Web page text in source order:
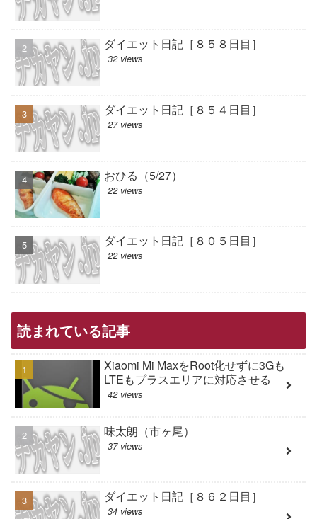
ダイエット日記［８５８日目］
32 views
ダイエット日記［８５４日目］
27 views
おひる（5/27）
22 views
ダイエット日記［８０５日目］
22 views
読まれている記事
Xiaomi Mi MaxをRoot化せずに3Gも
LTEもプラスエリアに対応させる
42 views
味太朗（市ヶ尾）
37 views
ダイエット日記［８６２日目］
34 views